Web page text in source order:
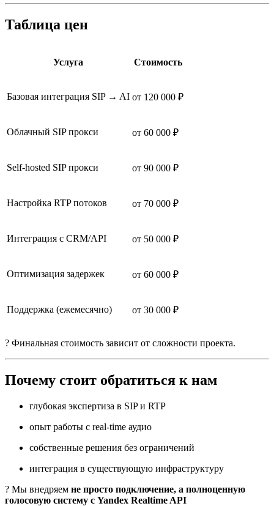
Таблица цен
Услуга Стоимость
Базовая интеграция SIP → AI от 120 000 ₽
Облачный SIP прокси от 60 000 ₽
Self-hosted SIP прокси от 90 000 ₽
Настройка RTP потоков от 70 000 ₽
Интеграция с CRM/API от 50 000 ₽
Оптимизация задержек от 60 000 ₽
Поддержка (ежемесячно) от 30 000 ₽
? Финальная стоимость зависит от сложности проекта.
Почему стоит обратиться к нам
глубокая экспертиза в SIP и RTP
опыт работы с real-time аудио
собственные решения без ограничений
интеграция в существующую инфраструктуру
? Мы внедряем не просто подключение, а полноценную
голосовую систему с Yandex Realtime API